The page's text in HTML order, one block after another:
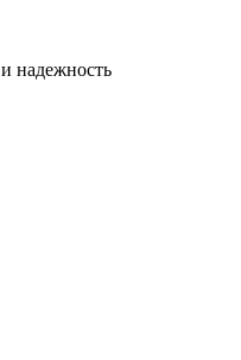
надежность